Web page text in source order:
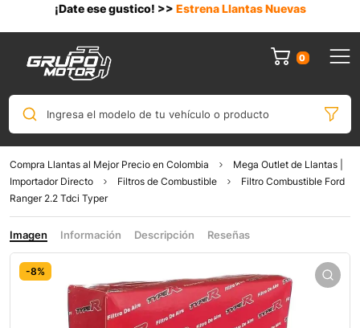
¡Date ese gustico! >> Estrena Llantas Nuevas
0
Ingresa el modelo de tu vehículo o producto
Compra Llantas al Mejor Precio en Colombia
Mega Outlet de Llantas |
Importador Directo
Filtros de Combustible
Filtro Combustible Ford
Ranger 2.2 Tdci Typer
Imagen Información Descripción Reseñas
-8%